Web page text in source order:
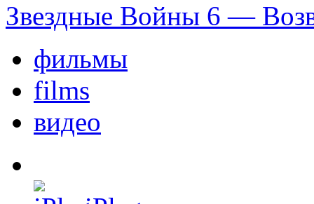
Звездные Войны 6 —
фильмы
films
видео